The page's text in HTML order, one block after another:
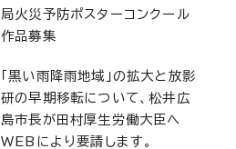
局火災予防ポスターコンクール
作品募集
「黒い雨降雨地域」の拡大と放影
研の早期移転について、松井広
島市長が田村厚生労働大臣へ
WEBにより要請します。